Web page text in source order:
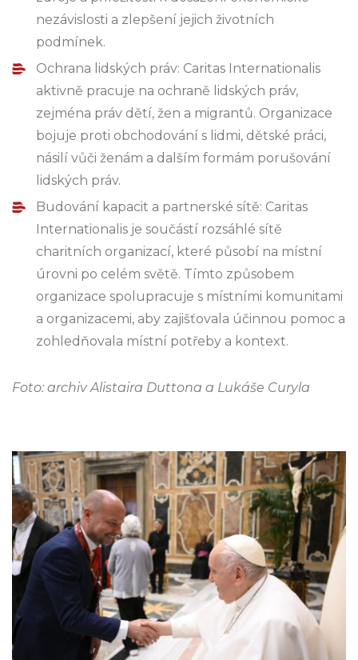
nezávislosti a zlepšení jejich životních
podmínek.
Ochrana lidských práv: Caritas Internationalis
aktivně pracuje na ochraně lidských práv,
zejména práv dětí, žen a migrantů. Organizace
bojuje proti obchodování s lidmi, dětské práci,
násilí vůči ženám a dalším formám porušování
lidských práv.
Budování kapacit a partnerské sítě: Caritas
Internationalis je součástí rozsáhlé sítě
charitních organizací, které působí na místní
úrovni po celém světě. Tímto způsobem
organizace spolupracuje s místními komunitami
a organizacemi, aby zajišťovala účinnou pomoc a
zohledňovala místní potřeby a kontext.
Foto: archiv Alistaira Duttona a Lukáše Curyla